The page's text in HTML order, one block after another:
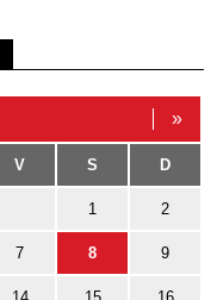
»
V S D
1 2
7 8 9